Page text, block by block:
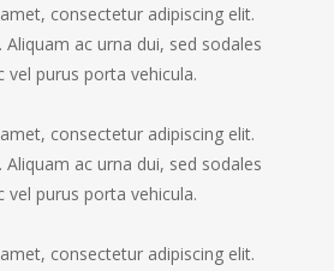
consectetur adipiscing elit.
ac urna dui, sed sodales
vel purus porta vehicula.
consectetur adipiscing elit.
ac urna dui, sed sodales
vel purus porta vehicula.
consectetur adipiscing elit.